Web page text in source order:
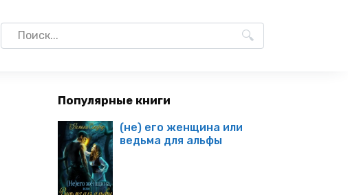
Search
for:
Популярные книги
(не) его женщина или
ведьма для альфы